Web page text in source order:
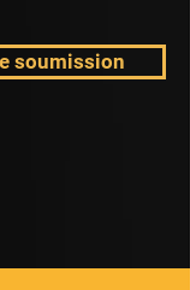
soumission